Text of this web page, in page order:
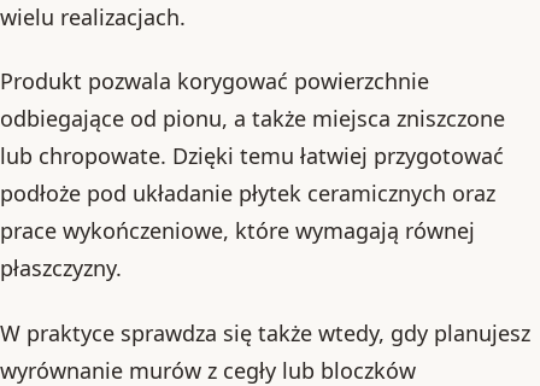
wielu realizacjach.
Produkt pozwala korygować powierzchnie
odbiegające od pionu, a także miejsca zniszczone
lub chropowate. Dzięki temu łatwiej przygotować
podłoże pod układanie płytek ceramicznych oraz
prace wykończeniowe, które wymagają równej
płaszczyzny.
W praktyce sprawdza się także wtedy, gdy planujesz
wyrównanie murów z cegły lub bloczków